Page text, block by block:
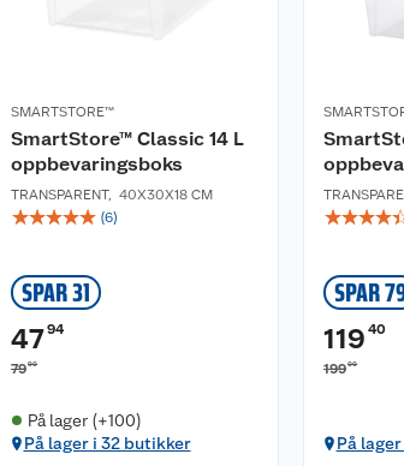
SMARTSTORE™
SmartStore™ Classic 14 L
oppbevaringsboks
TRANSPARENT, 40X30X18 CM
☆☆☆☆☆ (6)
SPAR 31
4794
7990
På lager (+100)
På lager i 32 butikker
☆☆☆☆
SPAR
119 40
19900
På